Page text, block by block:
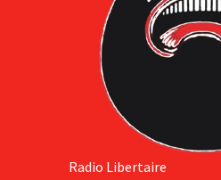
Radio Libertaire